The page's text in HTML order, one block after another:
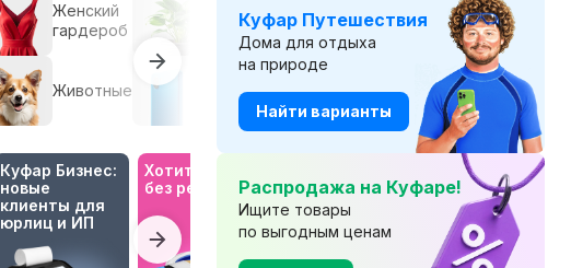
Женский
гардероб
Животные
Все для дома
планшеты
огород
Электроника
Куфар Путешествия
Дома для отдыха
на природе
Найти варианты
Куфар Бизнес:
новые
клиенты для
юрлиц и ИП
Хотите отпуск
без ремонта?
с Куфар
Медиа!
Распродажа на Куфаре!
Ищите товары
по выгодным ценам